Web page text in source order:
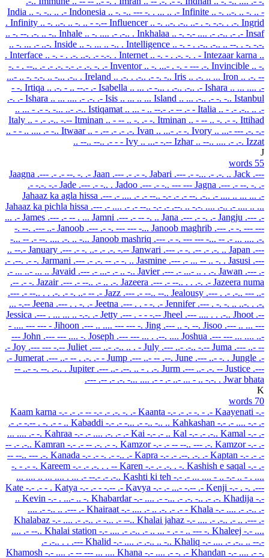
India .. -. -.. .. .- Indonesia .. -. -.. --- -. . ... .. .- Infinite .. -. ..-. .. -. .. -
. Infinity .. -. ..-. .. -. .. - -.-- Influencer .. -. ..-. .-.. ..- . -. -.-. . .-. Ingrid
.. -. --. .-. .. -.. Inhale .. -. .... .- .-.. . Inkhalaa .. -. -.- .... .- .-.. .- .- Insaf
.. -. ... .- ..-. Inside .. -. ... .. -.. . Intelligence .. -. - . .-.. .-.. .. --. . -. -.-.
. Interface .. -. - . .-. ..-. .- -.-. . Internet .. -. - . .-. -. . - Intezaar karna ..
-. - . --.. .- .- .-. -.- .- .-. -. .- Inventor .. -. ...- . -. - --- .-. Invincible .. -.
...- .. -. -.-. .. -... .-.. . Ireland .. .-. . .-.. .- -. -.. Iris .. .-. .. ... Iron .. .-. --
- -. Irtiqa .. .-. - .. --.- .- Isabella .. ... .- -... . .-.. .-.. .- Ishara .. ... .... .-
.-. .- Ishara .. ... .... .- .-. .- Isis .. ... .. ... Island .. ... .-.. .- -. -.. Istanbul
.. ... - .- -. -... ..- .-.. Istiqamat .. ... - .. --.- .- -- .- - Italia .. - .- .-.. .. .-
Italy .. - .- .-.. -.-- Itminan .. - -- .. -. .- -. Itminan .. - -- .. -. .- -. Ittihad
.. - - .. .... .- -.. Itwaar .. - .-- .- .- .-. Ivan .. ...- .- -. Ivory .. ...- --- .-. -.-
- Ivy .. ...- -.-- Izhar .. --.. .... .- .-. Izzat
.. --.. --.. .- -
J
55 words
Jaagna .--- .- .- --. -. .- Jaan .--- .- .- -. Jabari .--- .- -... .- .-. .. Jack .---
.- -.-. -.- Jade .--- .- -.. . Jadoo .--- .- -.. --- --- Jagna .--- .- --. -. .-
Jahaaz ka agla hissa .--- .- .... .- .- --.. -.- .- .- --. .-.. .- .... .. ... ... .-
Jahaaz ka pichla hissa .--- .- .... .- .- --.. -.- .- .--. .. -.-. .... .-.. .- .... .. ...
... .- James .--- .- -- . ... Jamni .--- .- -- -. .. Jana .--- .- -. .- Jangju .--- .-
-. --. .--- ..- Janoob .--- .- -. --- --- -... Janoob maghrib .--- .- -. --- ---
-... -- .- --. .... .-. .. -... Janoob mashriq .--- .- -. --- --- -... -- .- ... .... .-.
.. --.- January .--- .- -. ..- .- .-. -.-- Janwari .--- .- -. .-- .- .-. .. Japan .---
.- .--. .- -. Jarmani .--- .- .-. -- .- -. .. Jasmine .--- .- ... -- .. -. . Jasusi .---
.- ... ..- ... .. Javaid .--- .- ...- .- .. -.. Javier .--- .- ...- .. . .-. Jawan .--- .-
.-- .- -. Jazair .--- .- --.. .- .. .-. Jazeera .--- .- --.. . . .-. .- Jazeera numa
.--- .- --.. . . .-. .- -. ..- -- .- Jazz .--- .- --.. --.. Jealousy .--- . .- .-.. --- ..-
... -.-- Jeena .--- . . -. .- Jeetna .--- . . - -. .- Jennifer .--- . -. -. .. ..-. . .-.
Jessica .--- . ... ... .. -.-. .- Jetty .--- . - - -.-- Jheel .--- .... . . .-.. Jhoot .--
- .... --- --- - Jihoon .--- .. .... --- --- -. Jing .--- .. -. --. Jisoo .--- .. ... ---
--- John .--- --- .... -. Joseph .--- --- ... . .--. .... Joshua .--- --- ... .... ..-
.- Joy .--- --- -.-- Juliet .--- ..- .-.. .. . - July .--- ..- .-.. -.-- Juma .--- ..- --
.- Jumerat .--- ..- -- . .-. .- - Jump .--- ..- -- .--. June .--- ..- -. . Jungle .-
-- ..- -. --. .-.. . Jupiter .--- ..- .--. .. - . .-. Jurm .--- ..- .-. -- Justice .---
..- ... - .. -.-. . Jwar bhata
.--- .-- .- .-. -... .... .- - .-
K
70 words
Kaam karna -.- .- .- -- -.- .- .-. -. .- Kaanta -.- .- .- -. - .- Kaayenati -.-
.- .- -.-- . -. .- - .. Kabaddi -.- .- -... .- -.. -.. .. Kahkashan -.- .- .... -.- .-
... .... .- -. Kahraa -.- .- .... .-. .- .- Kai -.- .- .. Kal -.- .- .-.. Kamal -.- .-
-- .- .-.. Kamran -.- .- -- .-. .- -. Kamzor-.- .- -- --.. --- .-. Kamzor-.- .-
-- --.. --- .-. Kanada -.- .- -. .- -.. .- Kapra -.- .- .--. .-. .- Kaptan -.- .- .-
-. - .- -. Kareem -.- .- .-. . . -- Karen -.- .- .-. . -. Kashish e saqal -.- .-
... .... .. ... .... . ... .- --.- .- .-.. Kashti ki teh -.- .- ... .... - .. -.- .. - . ....
Kate -.- .- - . Katya -.- .- - -.-- .- Kavya -.- .- ...- -.-- .- Kenji -.- . -. .---
.. Kevin -.- . ...- .. -. Khabardar-.- .... .- -... .- .-. -.. .- .-. Khadija -.-
.... .- -.. .. .--- .- Khairaat -.- .... .- .. .-. .- .- - Khala -.- .... .- .-.. .-
Khalabaz -.- .... .- .-.. .- -... .- --.. Khalai jahaz -.- .... .- .-.. .- .. .--- .-
.... .- --.. Khalai station -.- .... .- .-.. .- .. ... - .- - .. --- -. Khaleej -.- ....
.- .-.. . . .--- Khalid -.- .... .- .-.. .. -.. Khaliq -.- .... .- .-.. .. --.-
Khamosh -.- .... .- -- --- ... .... Khana -.- .... .- -. .- Khandan -.- .... .- -.